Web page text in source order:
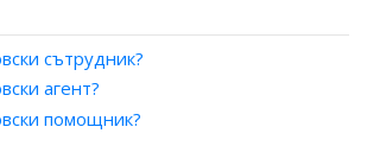
инструктор?
самолетообслужваща техника?
сътрудник?
агент?
помощник?